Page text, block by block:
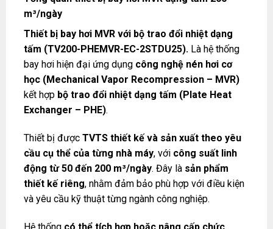
m³/ngày
Thiết bị bay hơi MVR với bộ trao đổi nhiệt dạng
tấm (TV200-PHEMVR-EC-2STDU25). Là hệ thống
bay hơi hiện đại ứng dụng công nghệ nén hơi cơ
học (Mechanical Vapor Recompression – MVR)
kết hợp bộ trao đổi nhiệt dạng tấm (Plate Heat
Exchanger – PHE).
Thiết bị đượcTVTS thiết kế và sản xuất theo yêu
cầu cụ thể của từng nhà máy, với công suất linh
động từ 50 đến 200 m³/ngày. Đây là sản phẩm
thiết kế riêng, nhằm đảm bảo phù hợp với điều kiện
và yêu cầu kỹ thuật từng ngành công nghiệp.